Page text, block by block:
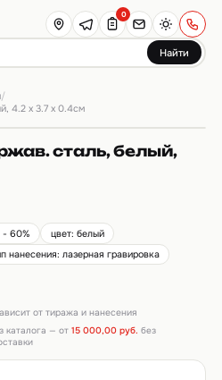
Найти
0
/
4.2 х 3.7 х 0.4см
сталь, белый,
- 60%
цвет: белый
нанесения: лазерная гравировка
от тиража и нанесения
каталога — от 15 000,00 руб. без